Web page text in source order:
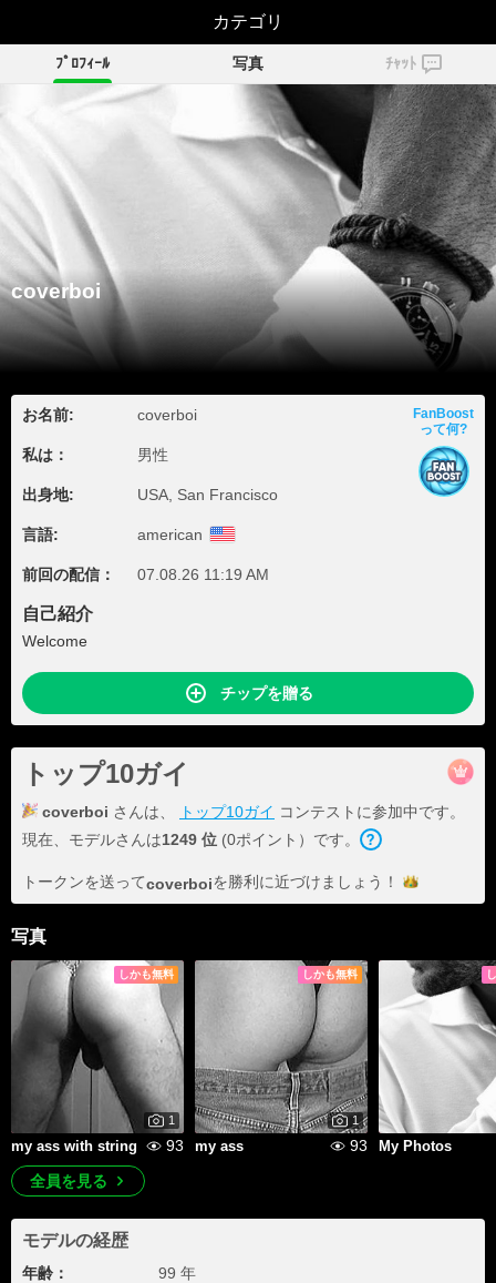
coverboi
ﾌﾟﾛﾌｨｰﾙ 写真 ﾁｬｯﾄ
coverboi
お名前: coverboi
私は： 男性
出身地: USA, San Francisco
言語: american
前回の配信： 07.08.26 11:19 AM
FanBoost
って何?
自己紹介
Welcome
チップを贈る
トップ10ガイ
coverboi さんは、 トップ10ガイ コンテストに参加中です。
現在、モデルさんは1249 位 (0ポイント）です。
トークンを送ってcoverboiを勝利に近づけま しょう！
写真
しかも無料
1
my ass with string 93
しかも無料
1
my ass 93 My Photos
全員を見る
モデルの経歴
年齢： 99 年
カテゴリ